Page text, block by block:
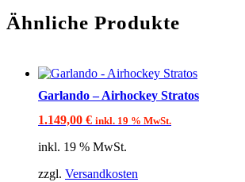
Ähnliche Produkte
Garlando – Airhockey Stratos
1.149,00 € inkl. 19 % MwSt.
inkl. 19 % MwSt.
zzgl. Versandkosten